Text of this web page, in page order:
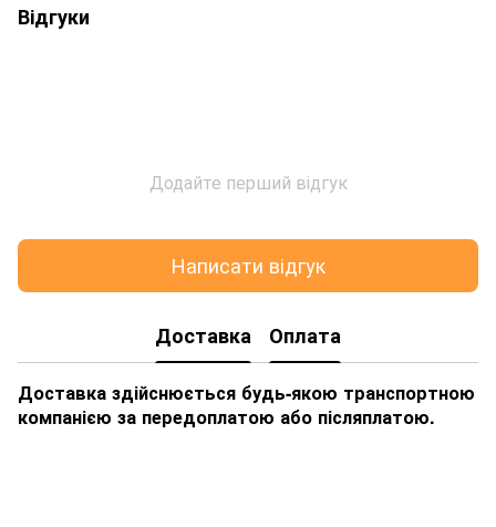
Відгуки
Додайте перший відгук
Написати відгук
Доставка Оплата
Доставка здійснюється будь-якою транспортною
компанією за передоплатою або післяплатою.